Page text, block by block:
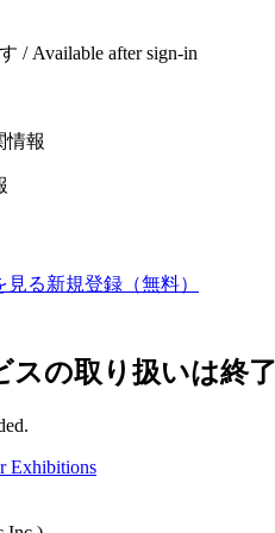
/ Available after sign-in
情報
見る新規登録（無料）
スの取り扱いは終
Exhibitions